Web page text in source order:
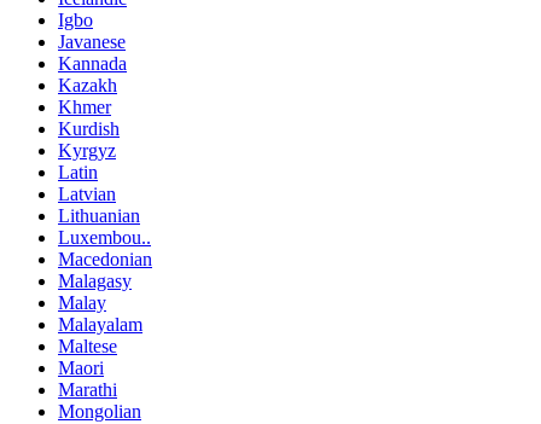
Igbo
Javanese
Kannada
Kazakh
Khmer
Kurdish
Kyrgyz
Latin
Latvian
Lithuanian
Luxembou..
Macedonian
Malagasy
Malay
Malayalam
Maltese
Maori
Marathi
Mongolian